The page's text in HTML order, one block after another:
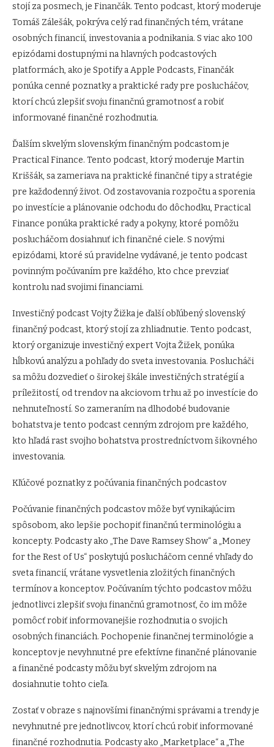
stojí za posmech, je Finančák. Tento podcast, ktorý moderuje
Tomáš Zálešák, pokrýva celý rad finančných tém, vrátane
osobných financií, investovania a podnikania. S viac ako 100
epizódami dostupnými na hlavných podcastových
platformách, ako je Spotify a Apple Podcasts, Finančák
ponúka cenné poznatky a praktické rady pre poslucháčov,
ktorí chcú zlepšiť svoju finančnú gramotnosť a robiť
informované finančné rozhodnutia.
Ďalším skvelým slovenským finančným podcastom je
Practical Finance. Tento podcast, ktorý moderuje Martin
Kriššák, sa zameriava na praktické finančné tipy a stratégie
pre každodenný život. Od zostavovania rozpočtu a sporenia
po investície a plánovanie odchodu do dôchodku, Practical
Finance ponúka praktické rady a pokyny, ktoré pomôžu
poslucháčom dosiahnuť ich finančné ciele. S novými
epizódami, ktoré sú pravidelne vydávané, je tento podcast
povinným počúvaním pre každého, kto chce prevziať
kontrolu nad svojimi financiami.
Investičný podcast Vojty Žižka je ďalší obľúbený slovenský
finančný podcast, ktorý stojí za zhliadnutie. Tento podcast,
ktorý organizuje investičný expert Vojta Žižek, ponúka
hĺbkovú analýzu a pohľady do sveta investovania. Poslucháči
sa môžu dozvedieť o širokej škále investičných stratégií a
príležitostí, od trendov na akciovom trhu až po investície do
nehnuteľností. So zameraním na dlhodobé budovanie
bohatstva je tento podcast cenným zdrojom pre každého,
kto hľadá rast svojho bohatstva prostredníctvom šikovného
investovania.
Kľúčové poznatky z počúvania finančných podcastov
Počúvanie finančných podcastov môže byť vynikajúcim
spôsobom, ako lepšie pochopiť finančnú terminológiu a
koncepty. Podcasty ako „The Dave Ramsey Show“ a „Money
for the Rest of Us“ poskytujú poslucháčom cenné vhľady do
sveta financií, vrátane vysvetlenia zložitých finančných
termínov a konceptov. Počúvaním týchto podcastov môžu
jednotlivci zlepšiť svoju finančnú gramotnosť, čo im môže
pomôcť robiť informovanejšie rozhodnutia o svojich
osobných financiách. Pochopenie finančnej terminológie a
konceptov je nevyhnutné pre efektívne finančné plánovanie
a finančné podcasty môžu byť skvelým zdrojom na
dosiahnutie tohto cieľa.
Zostať v obraze s najnovšími finančnými správami a trendy je
nevyhnutné pre jednotlivcov, ktorí chcú robiť informované
finančné rozhodnutia. Podcasty ako „Marketplace“ a „The